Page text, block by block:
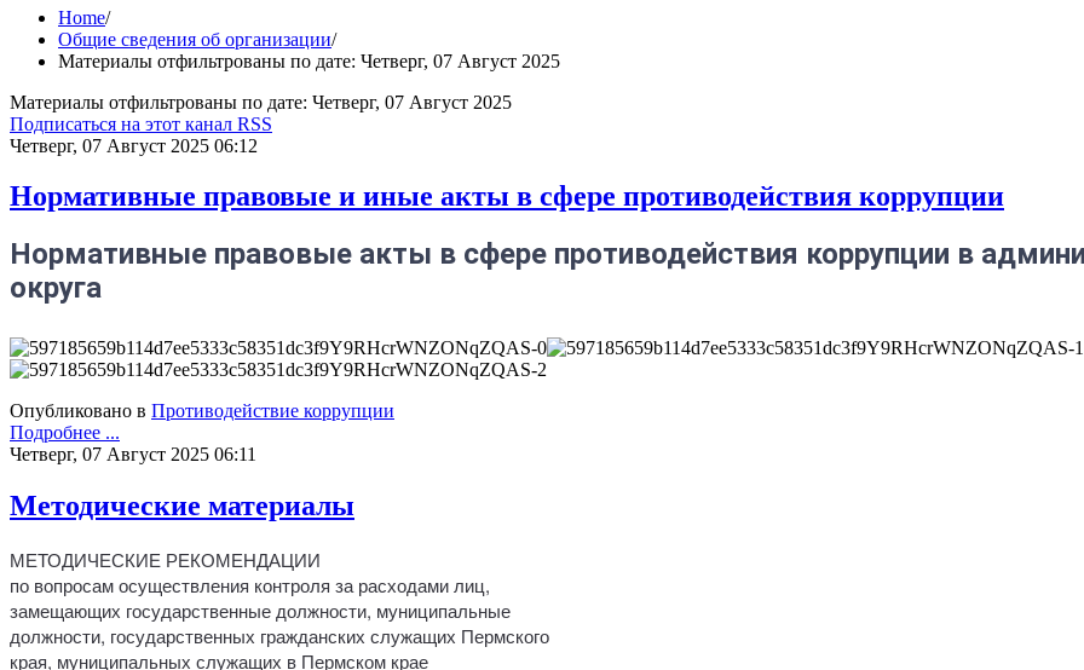
Home/
Общие сведения об организации/
Материалы отфильтрованы по дате: Четверг, 07 Август 2025
Материалы отфильтрованы по дате: Четверг, 07 Август 2025
Подписаться на этот канал RSS
Четверг, 07 Август 2025 06:12
Нормативные правовые и иные акты в сфере противодействия коррупции
Нормативные правовые акты в сфере противодействия коррупции в
округа
Опубликовано в Противодействие коррупции
Подробнее ...
Четверг, 07 Август 2025 06:11
Методические материалы
МЕТОДИЧЕСКИЕ РЕКОМЕНДАЦИИ
по вопросам осуществления контроля за расходами лиц,
замещающих государственные должности, муниципальные
должности, государственных гражданских служащих Пермского
края, муниципальных служащих в Пермском крае